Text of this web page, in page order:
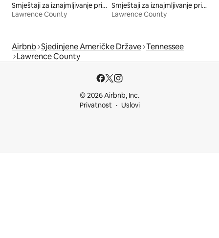
Smještaji za iznajmljivanje prikladni za kućne ljubimce
Lawrence County
Smještaji za iznajmljivanje prikladni za porodice
Lawrence County
Airbnb Sjedinjene Američke Države Tennessee
Lawrence County
© 2026 Airbnb, Inc.
Privatnost
Uslovi